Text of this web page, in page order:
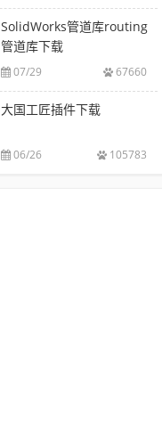
SolidWorks管道库routing
管道库下载
07/29 67660
大国工匠插件下载
06/26 105783